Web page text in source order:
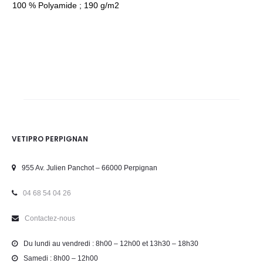
100 % Polyamide ; 190 g/m2
VETIPRO PERPIGNAN
955 Av. Julien Panchot – 66000 Perpignan
04 68 54 04 26
Contactez-nous
Du lundi au vendredi : 8h00 – 12h00 et 13h30 – 18h30
Samedi : 8h00 – 12h00